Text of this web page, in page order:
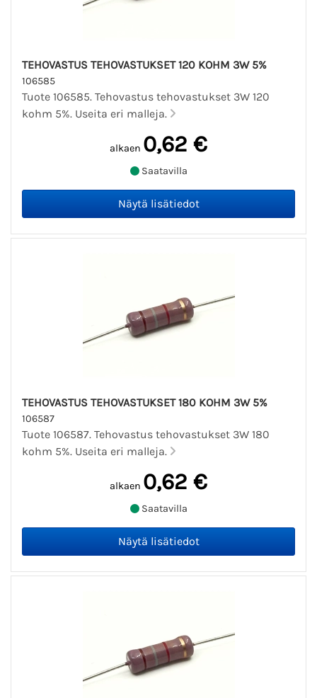
TEHOVASTUS TEHOVASTUKSET 120 KOHM 3W 5%
106585
Tuote 106585. Tehovastus tehovastukset 3W 120
kohm 5%. Useita eri malleja.
alkaen 0,62 €
Saatavilla
TEHOVASTUS TEHOVASTUKSET 180 KOHM 3W 5%
106587
Tuote 106587. Tehovastus tehovastukset 3W 180
kohm 5%. Useita eri malleja.
alkaen 0,62 €
Saatavilla